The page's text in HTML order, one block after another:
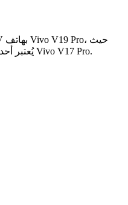
يُعتبر أحدث الهواتف التي أطلقتها الشركة بعد Vivo V17 Pro.